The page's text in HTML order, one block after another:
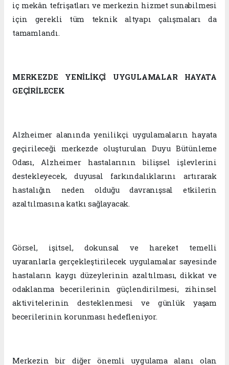
iç mekân tefrişatları ve merkezin hizmet sunabilmesi
için gerekli tüm teknik altyapı çalışmaları da
tamamlandı.
MERKEZDE YENİLİKÇİ UYGULAMALAR HAYATA
GEÇİRİLECEK
Alzheimer alanında yenilikçi uygulamaların hayata
geçirileceği merkezde oluşturulan Duyu Bütünleme
Odası, Alzheimer hastalarının bilişsel işlevlerini
destekleyecek, duyusal farkındalıklarını artırarak
hastalığın neden olduğu davranışsal etkilerin
azaltılmasına katkı sağlayacak.
Görsel, işitsel, dokunsal ve hareket temelli
uyaranlarla gerçekleştirilecek uygulamalar sayesinde
hastaların kaygı düzeylerinin azaltılması, dikkat ve
odaklanma becerilerinin güçlendirilmesi, zihinsel
aktivitelerinin desteklenmesi ve günlük yaşam
becerilerinin korunması hedefleniyor.
Merkezin bir diğer önemli uygulama alanı olan